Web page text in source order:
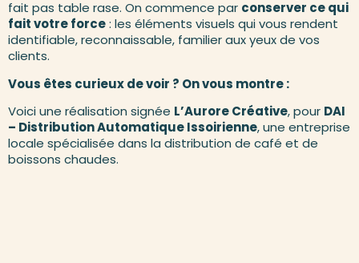
fait pas table rase. On commence par conserver ce qui
fait votre force: les éléments visuels qui vous rendent
identifiable, reconnaissable, familier aux yeux de vos
clients.
Vous êtes curieux de voir ? On vous montre :
Voici une réalisation signée L’Aurore Créative, pour DAI
– Distribution Automatique Issoirienne, une entreprise
locale spécialisée dans la distribution de café et de
boissons chaudes.